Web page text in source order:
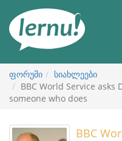
ნახვა
ფორუმი
სიახლეები
BBC World Service asks
someone who does
BBC